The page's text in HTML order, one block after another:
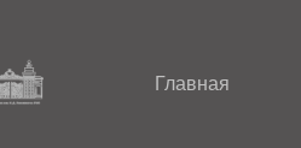
Главная